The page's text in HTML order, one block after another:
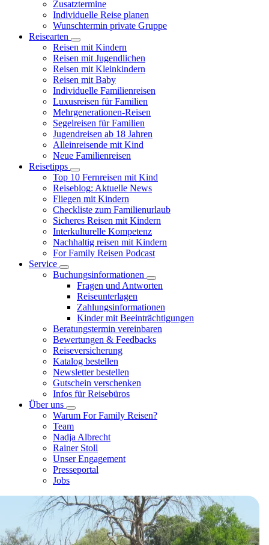
Zusatztermine
Individuelle Reise planen
Wunschtermin private Gruppe
Reisearten
Reisen mit Kindern
Reisen mit Jugendlichen
Reisen mit Kleinkindern
Reisen mit Baby
Individuelle Familienreisen
Luxusreisen für Familien
Mehrgenerationen-Reisen
Segelreisen für Familien
Jugendreisen ab 18 Jahren
Alleinreisende mit Kind
Neue Familienreisen
Reisetipps
Top 10 Fernreisen mit Kind
Reiseblog: Aktuelle News
Fliegen mit Kindern
Checkliste zum Familienurlaub
Sicheres Reisen mit Kindern
Interkulturelle Kompetenz
Nachhaltig reisen mit Kindern
For Family Reisen Podcast
Service
Buchungsinformationen
Fragen und Antworten
Reiseunterlagen
Zahlungsinformationen
Kinder mit Beeinträchtigungen
Beratungstermin vereinbaren
Bewertungen & Feedbacks
Reiseversicherung
Katalog bestellen
Newsletter bestellen
Gutschein verschenken
Infos für Reisebüros
Über uns
Warum For Family Reisen?
Team
Nadja Albrecht
Rainer Stoll
Unser Engagement
Presseportal
Jobs